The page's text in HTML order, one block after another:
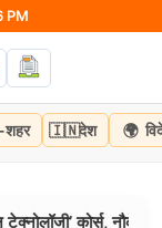
PM
शहर 🇮🇳देश 🌍
कोर्स, नौकरी के साथ